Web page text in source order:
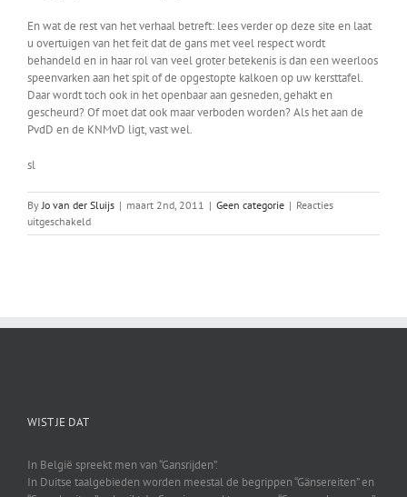
En wat de rest van het verhaal betreft: lees verder op deze site en laat
u overtuigen van het feit dat de gans met veel respect wordt
behandeld en in haar rol van veel groter betekenis is dan een weerloos
speenvarken aan het spit of de opgestopte kalkoen op uw kersttafel.
Daar wordt toch ook in het openbaar aan gesneden, gehakt en
gescheurd? Of moet dat ook maar verboden worden? Als het aan de
PvdD en de KNMvD ligt, vast wel.
sl
ByJo van der Sluijs | maart 2nd, 2011 | Geen categorie | Reacties
uitgeschakeldvoor
Daar
WIST JE DAT
In België spreekt men van “Gansrijden”.
In Duitse taalgebieden worden meestal de begrippen “Gänsereiten” en